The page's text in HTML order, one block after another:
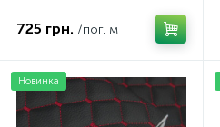
ширина 1,35м Туреччина
725 грн. /пог. м
Новинка